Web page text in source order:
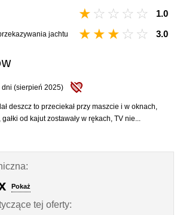
1.0
jachtu 3.0
dni (sierpień 2025)
deszcz to przeciekał przy maszcie i w oknach,
od kajut zostawały w rękach, TV nie...
Pokaż
tej oferty: